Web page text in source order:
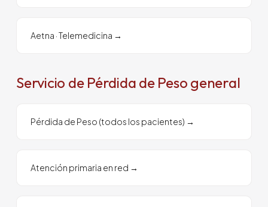
Aetna ·Telemedicina →
Servicio de Pérdida de Peso general
Pérdida de Peso (todos los pacientes) →
Atención primaria en red →